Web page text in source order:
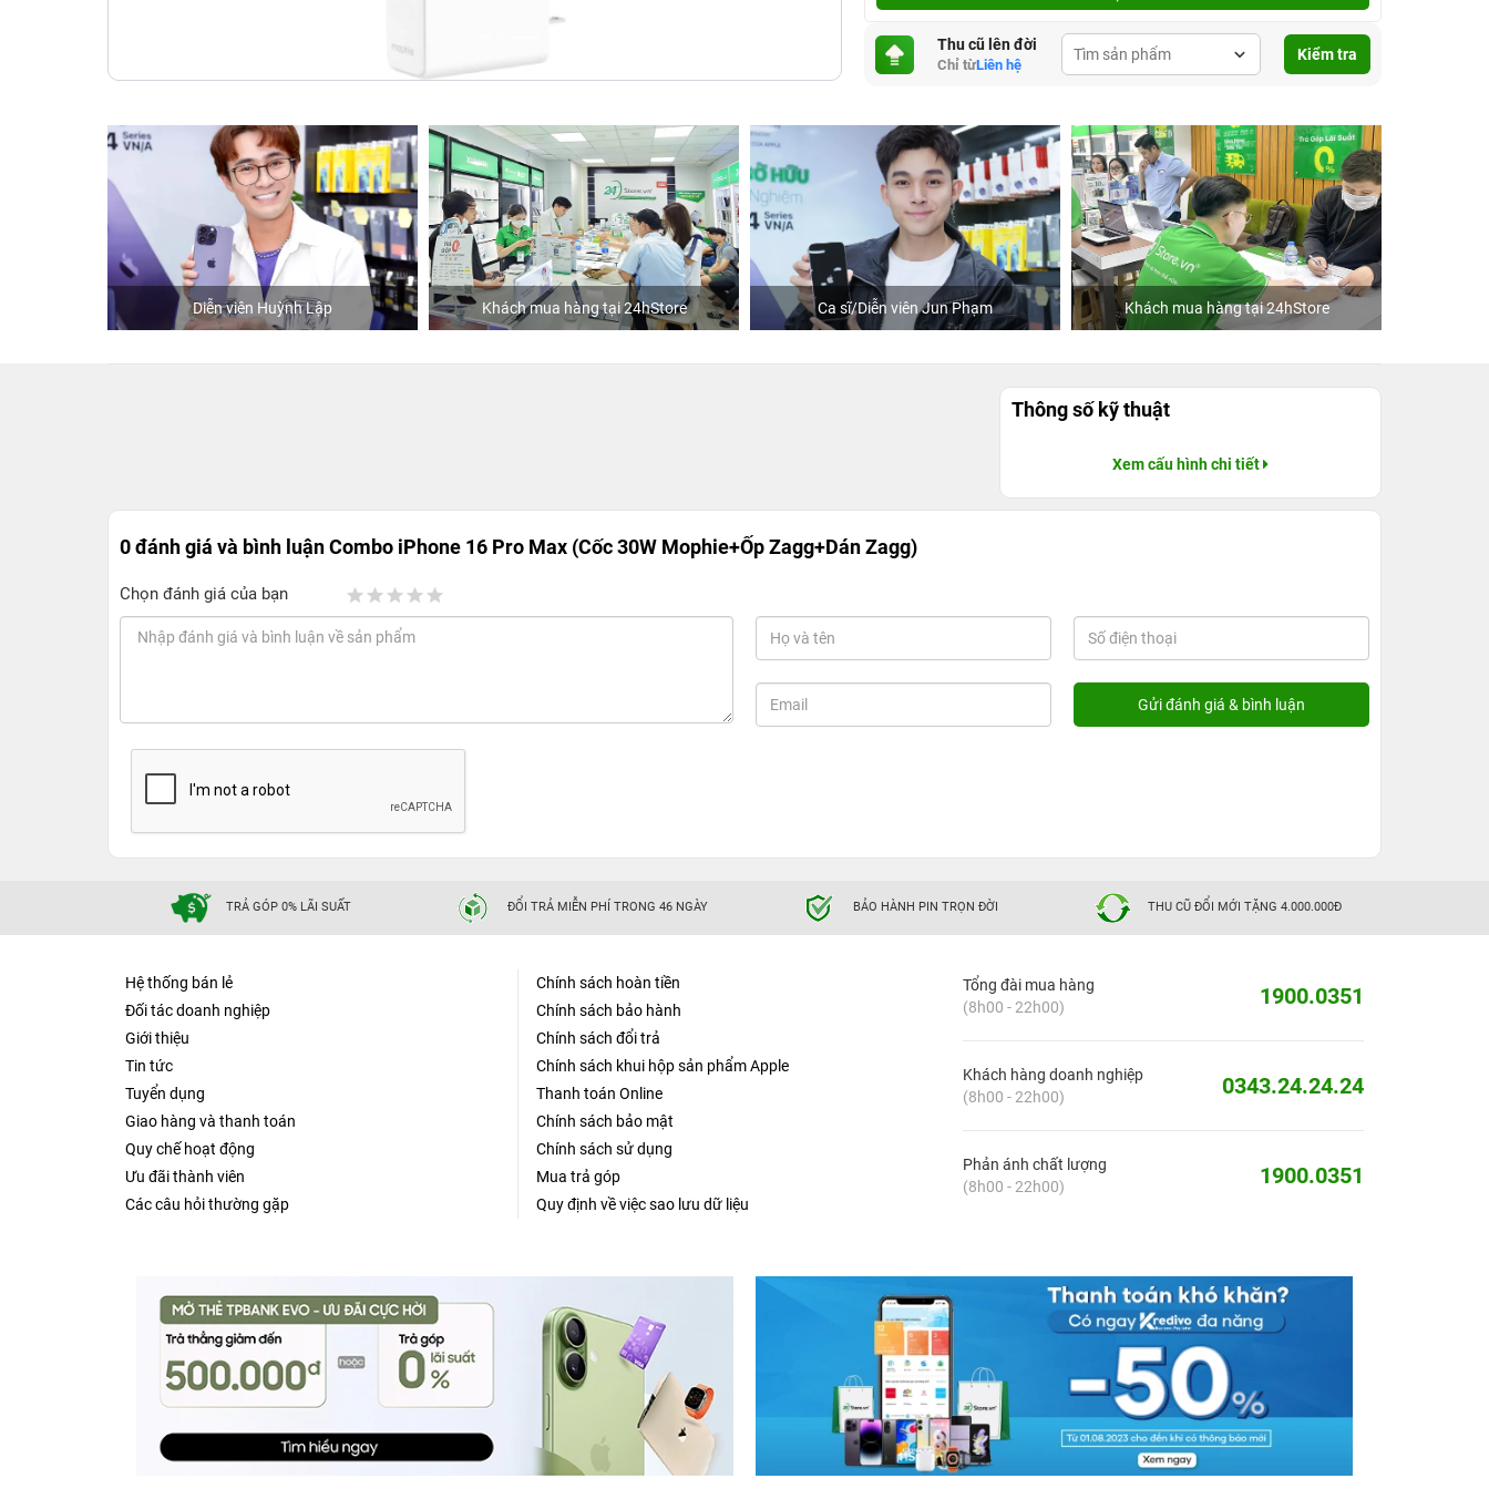
Thu cũ lên đời
Chỉ từLiên hệ
Kiểm tra
Diễn viên Huỳnh Lập Khách mua hàng tại 24hStore Ca sĩ/Diễn viên Jun Phạm Khách mua hàng tại 24hStore
Thông số kỹ thuật
Xem cấu hình chi tiết
0 đánh giá và bình luậnCombo iPhone 16 Pro Max (Cốc 30W Mophie+Ốp Zagg+Dán Zagg)
Chọn đánh giá của bạn
TRẢ GÓP 0% LÃI SUẤT ĐỔI TRẢ MIỄN PHÍ TRONG 46 NGÀY BẢO HÀNH PIN TRỌN ĐỜI THU CŨ ĐỔI MỚI TẶNG 4.000.000Đ
Hệ thống bán lẻ
Đối tác doanh nghiệp
Giới thiệu
Tin tức
Tuyển dụng
Giao hàng và thanh toán
Quy chế hoạt động
Ưu đãi thành viên
Các câu hỏi thường gặp
Chính sách hoàn tiền
Chính sách bảo hành
Chính sách đổi trả
Chính sách khui hộp sản phẩm Apple
Thanh toán Online
Chính sách bảo mật
Chính sách sử dụng
Mua trả góp
Quy định về việc sao lưu dữ liệu
Tổng đài mua hàng
(8h00 - 22h00)
1900.0351
Khách hàng doanh nghiệp
(8h00 - 22h00)
0343.24.24.24
Phản ánh chất lượng
(8h00 - 22h00)
1900.0351